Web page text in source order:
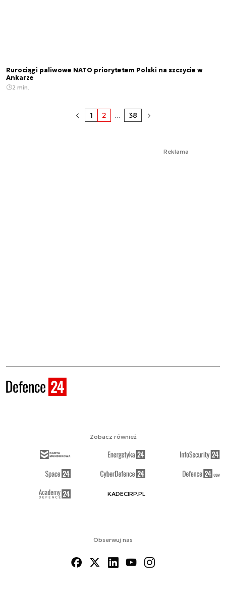
Rurociągi paliwowe NATO priorytetem Polski na szczycie w
Ankarze
2 min.
1 2 ... 38
Reklama
Obserwuj nas
Zobacz również
KADECIRP.PL